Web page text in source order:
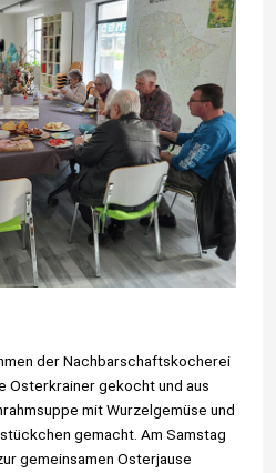
der Nachbarschaftskocherei
Osterkrainer gekocht und aus
mit Wurzelgemüse und
gemacht. Am Samstag
gemeinsamen Osterjause